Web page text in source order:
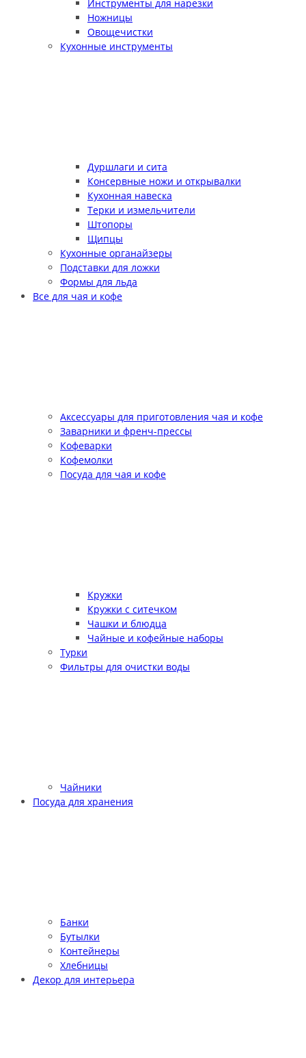
Инструменты для нарезки
Ножницы
Овощечистки
Кухонные инструменты
Дуршлаги и сита
Консервные ножи и открывалки
Кухонная навеска
Терки и измельчители
Штопоры
Щипцы
Кухонные органайзеры
Подставки для ложки
Формы для льда
Все для чая и кофе
Аксессуары для приготовления чая и кофе
Заварники и френч-прессы
Кофеварки
Кофемолки
Посуда для чая и кофе
Кружки
Кружки с ситечком
Чашки и блюдца
Чайные и кофейные наборы
Турки
Фильтры для очистки воды
Чайники
Посуда для хранения
Банки
Бутылки
Контейнеры
Хлебницы
Декор для интерьера